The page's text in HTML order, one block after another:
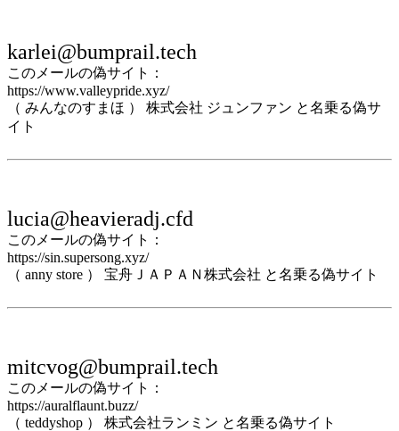
karlei@bumprail.tech
このメールの偽サイト：
https://www.valleypride.xyz/
（ みんなのすまほ ） 株式会社 ジュンファン と名乗る偽サ
イト
lucia@heavieradj.cfd
このメールの偽サイト：
https://sin.supersong.xyz/
（ anny store ） 宝舟ＪＡＰＡＮ株式会社 と名乗る偽サイト
mitcvog@bumprail.tech
このメールの偽サイト：
https://auralflaunt.buzz/
（ teddyshop ） 株式会社ランミン と名乗る偽サイト